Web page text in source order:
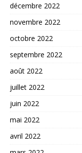
décembre 2022
novembre 2022
octobre 2022
septembre 2022
août 2022
juillet 2022
juin 2022
mai 2022
avril 2022